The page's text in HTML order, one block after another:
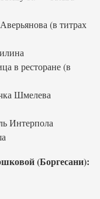
(в титрах
в ресторане (в
Шмелева
Интерпола
(Боргесани):